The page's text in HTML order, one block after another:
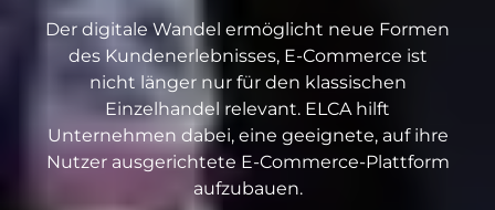
Der digitale Wandel ermöglicht neue Formen
des Kundenerlebnisses, E-Commerce ist
nicht länger nur für den klassischen
Einzelhandel relevant. ELCA hilft
Unternehmen dabei, eine geeignete, auf ihre
Nutzer ausgerichtete E-Commerce-Plattform
aufzubauen.